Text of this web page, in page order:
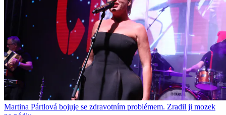
Martina Pártlová bojuje se zdravotním problémem. Zradil ji mozek